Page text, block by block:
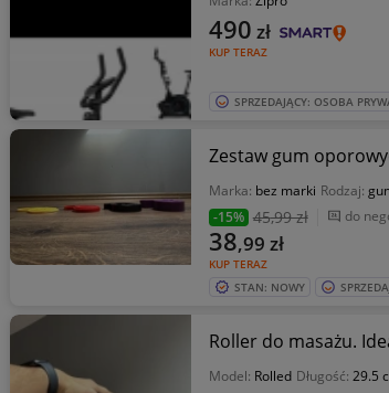
KUP TERAZ
490 zł
SPRZEDAJĄCY: OSOBA
Zestaw gum
Marka: bez marki Rodzaj:
-15% 45,99 zł do
KUP TERAZ
38,99 zł
STAN: NOWY
Roller do masażu.
Model: Rolled Długość: 29.5